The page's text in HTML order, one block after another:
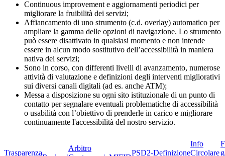
Continuous improvement e aggiornamenti periodici per
migliorare la fruibilità dei servizi;
Affiancamento di uno strumento (c.d. overlay) automatico per
ampliare la gamma delle opzioni di navigazione. Lo strumento
può essere disattivato in qualsiasi momento e non intende
essere in alcun modo sostitutivo dell’accessibilità in maniera
nativa dei servizi;
Sono in corso, con differenti livelli di avanzamento, numerose
attività di valutazione e definizioni degli interventi migliorativi
sui diversi canali digitali (ad es. anche ATM);
Messa a disposizione su ogni sito istituzionale di un punto di
contatto per segnalare eventuali problematiche di accessibilità
o usabilità con l’obiettivo di prenderle in carico e migliorare
continuamente l'accessibilità del nostro servizio.
Trasparenza
Arbitro
PSD2-Definizione
Info
Circolare